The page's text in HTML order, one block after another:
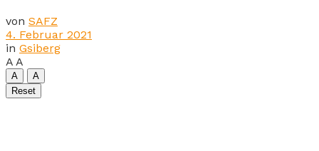
von SAFZ
4. Februar 2021
in Gsiberg
A A
A
A
Reset